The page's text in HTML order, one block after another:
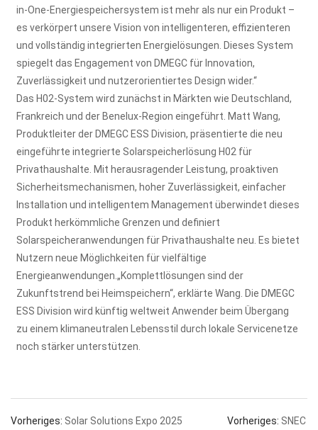
in-One-Energiespeichersystem ist mehr als nur ein Produkt –
es verkörpert unsere Vision von intelligenteren, effizienteren
und vollständig integrierten Energielösungen. Dieses System
spiegelt das Engagement von DMEGC für Innovation,
Zuverlässigkeit und nutzerorientiertes Design wider.“
Das H02-System wird zunächst in Märkten wie Deutschland,
Frankreich und der Benelux-Region eingeführt. Matt Wang,
Produktleiter der DMEGC ESS Division, präsentierte die neu
eingeführte integrierte Solarspeicherlösung H02 für
Privathaushalte. Mit herausragender Leistung, proaktiven
Sicherheitsmechanismen, hoher Zuverlässigkeit, einfacher
Installation und intelligentem Management überwindet dieses
Produkt herkömmliche Grenzen und definiert
Solarspeicheranwendungen für Privathaushalte neu. Es bietet
Nutzern neue Möglichkeiten für vielfältige
Energieanwendungen.„Komplettlösungen sind der
Zukunftstrend bei Heimspeichern“, erklärte Wang. Die DMEGC
ESS Division wird künftig weltweit Anwender beim Übergang
zu einem klimaneutralen Lebensstil durch lokale Servicenetze
noch stärker unterstützen.
Vorheriges: Solar Solutions Expo 2025 Vorheriges: SNEC